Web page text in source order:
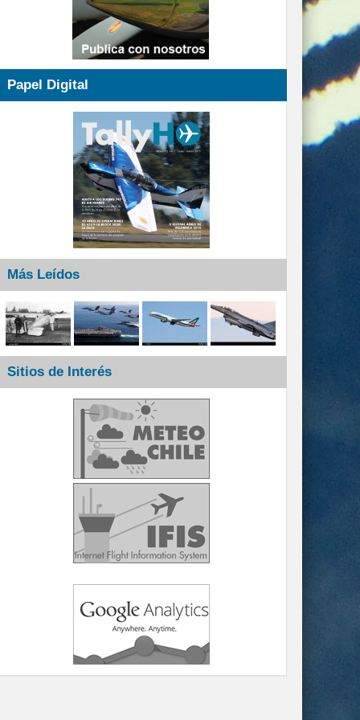
Papel Digital
Más Leídos
Sitios de Interés